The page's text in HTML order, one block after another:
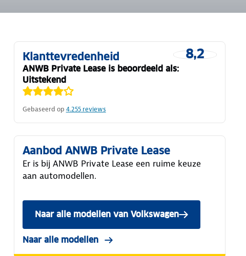
8,2
Klanttevredenheid
ANWB Private Lease is beoordeeld als:
Uitstekend
Gebaseerd op 4.255reviews
Aanbod ANWB Private Lease
Er is bij ANWB Private Lease een ruime keuze
aan automodellen.
Naar alle modellen van Volkswagen
Naar alle modellen